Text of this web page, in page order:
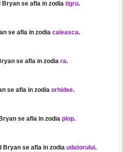
Bryan se afla in zodia tigru.
se afla in zodia caleasca.
se afla in zodia ra.
se afla in zodia orhidee.
se afla in zodia plop.
Bryan se afla in zodia udatorului.